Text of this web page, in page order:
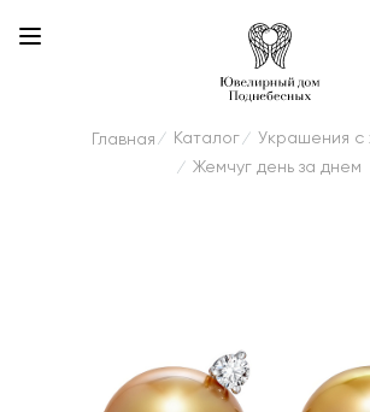
Главная / Каталог / Украшения с
/ Жемчуг день за днем